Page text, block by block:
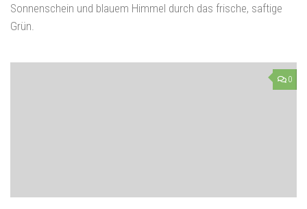
Sonnenschein und blauem Himmel durch das frische, saftige
Grün.
0